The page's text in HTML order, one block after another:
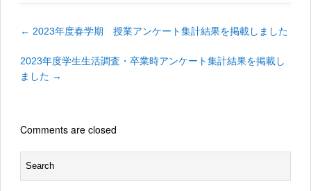
← 2023年度春学期 授業アンケート集計結果を掲載しました
2023年度学生生活調査・卒業時アンケート集計結果を掲載し
ました →
Comments are closed